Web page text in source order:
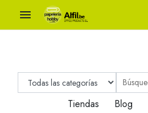

Tiendas Blog